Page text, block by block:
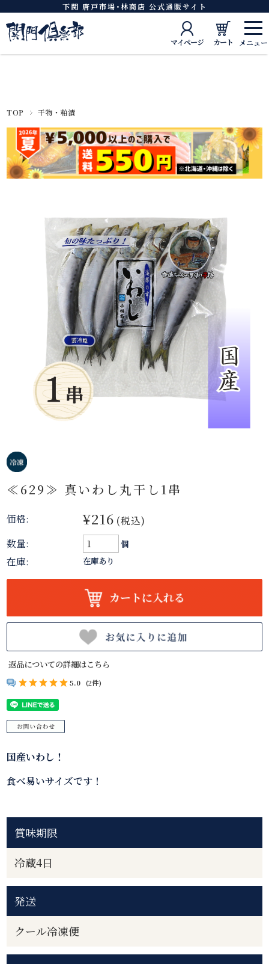
下関 唐戸市場･林商店 公式通販サイト
マイページ カート
TOP 干物・粕漬
≪629≫ 真いわし丸干し1串
価格: ¥216 (税込)
数量:
個
在庫: 在庫あり
返品についての詳細はこちら
5.0 (2件)
国産いわし！
食べ易いサイズです！
賞味期限
冷蔵4日
発送
クール冷凍便